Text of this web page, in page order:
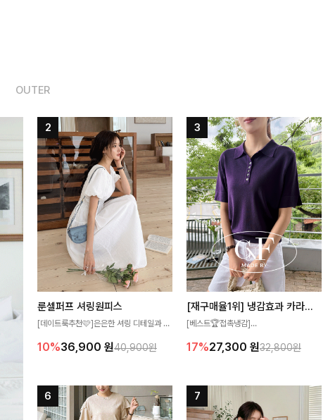
OUTER
룬셀퍼프 셔링원피스
[데이트룩추천🩷]은은한 셔링 디테일과 퍼
성해주는 원피스🤍 허리 스모크 밴딩이 슬
즐기기 좋아요
10%36,900 원40,900원
[재구매율1위] 냉감효과 카라니트
[베스트🏆접촉냉감]
고 가벼운 소재감으로 여름에도 시원하게
17%27,300 원32,800원